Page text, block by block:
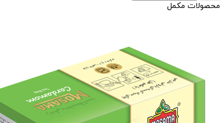
محصولات مکمل